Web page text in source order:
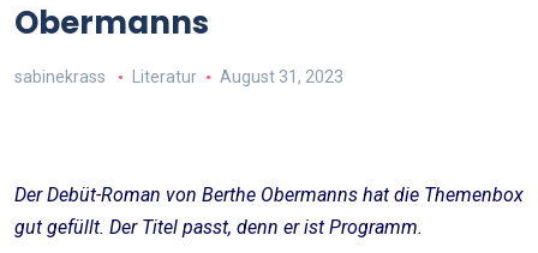
Obermanns
sabinekrass Literatur August 31, 2023
Der Debüt-Roman von Berthe Obermanns hat die Themenbox
gut gefüllt. Der Titel passt, denn er ist Programm.